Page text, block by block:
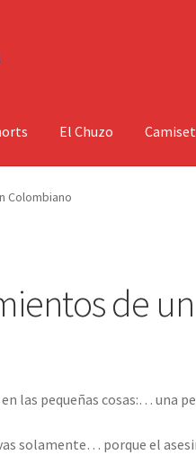
El Chuzo
Colombiano
de
las pequeñas cosas:… una
solamente… porque el